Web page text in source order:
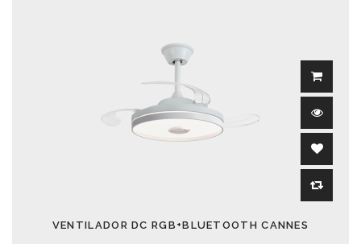
VENTILADOR DC RGB+BLUETOOTH CANNES